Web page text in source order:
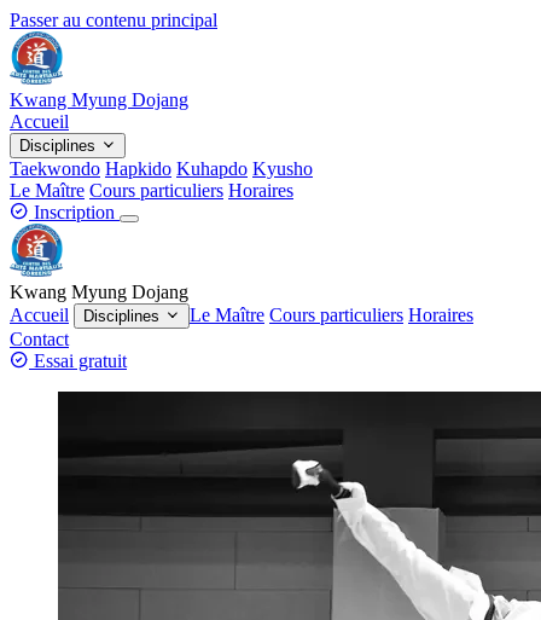
Passer au contenu principal
Kwang Myung Dojang
Accueil
Disciplines
Taekwondo Hapkido Kuhapdo Kyusho
Le Maître Cours particuliers Horaires
Inscription
Kwang Myung Dojang
Accueil
Disciplines Le Maître Cours particuliers Horaires
Contact
Essai gratuit